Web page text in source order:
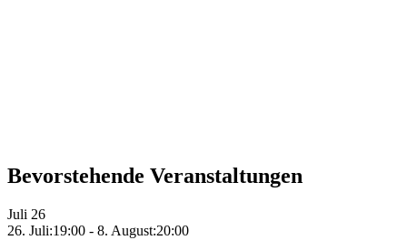
Bevorstehende Veranstaltungen
Juli 26
26. Juli:19:00 - 8. August:20:00